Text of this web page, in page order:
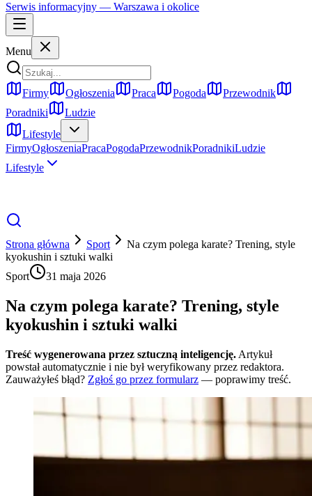
Serwis informacyjny — Warszawa i okolice
Menu
Firmy Ogłoszenia Praca Pogoda
Przewodnik
Poradniki
Ludzie
Lifestyle
FirmyOgłoszeniaPracaPogodaPrzewodnikPoradnikiLudzie
Lifestyle
Strona główna Sport
Na czym polega karate? Trening, style
kyokushin i sztuki walki
Sport
31 maja 2026
Na czym polega karate? Trening, style
kyokushin i sztuki walki
Treść wygenerowana przez sztuczną inteligencję. Artykuł
powstał automatycznie i nie był weryfikowany przez redaktora.
Zauważyłeś błąd? Zgłoś go przez formularz — poprawimy treść.